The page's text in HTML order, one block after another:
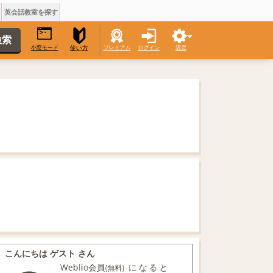
英会話教室を探す
小窓モード 使い方 プレミアム ログイン 設定
こんにちは ゲスト さん
Weblio会員(無料) になると